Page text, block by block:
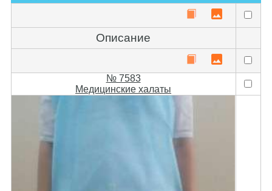
Описание
№ 7583
Медицинские халаты